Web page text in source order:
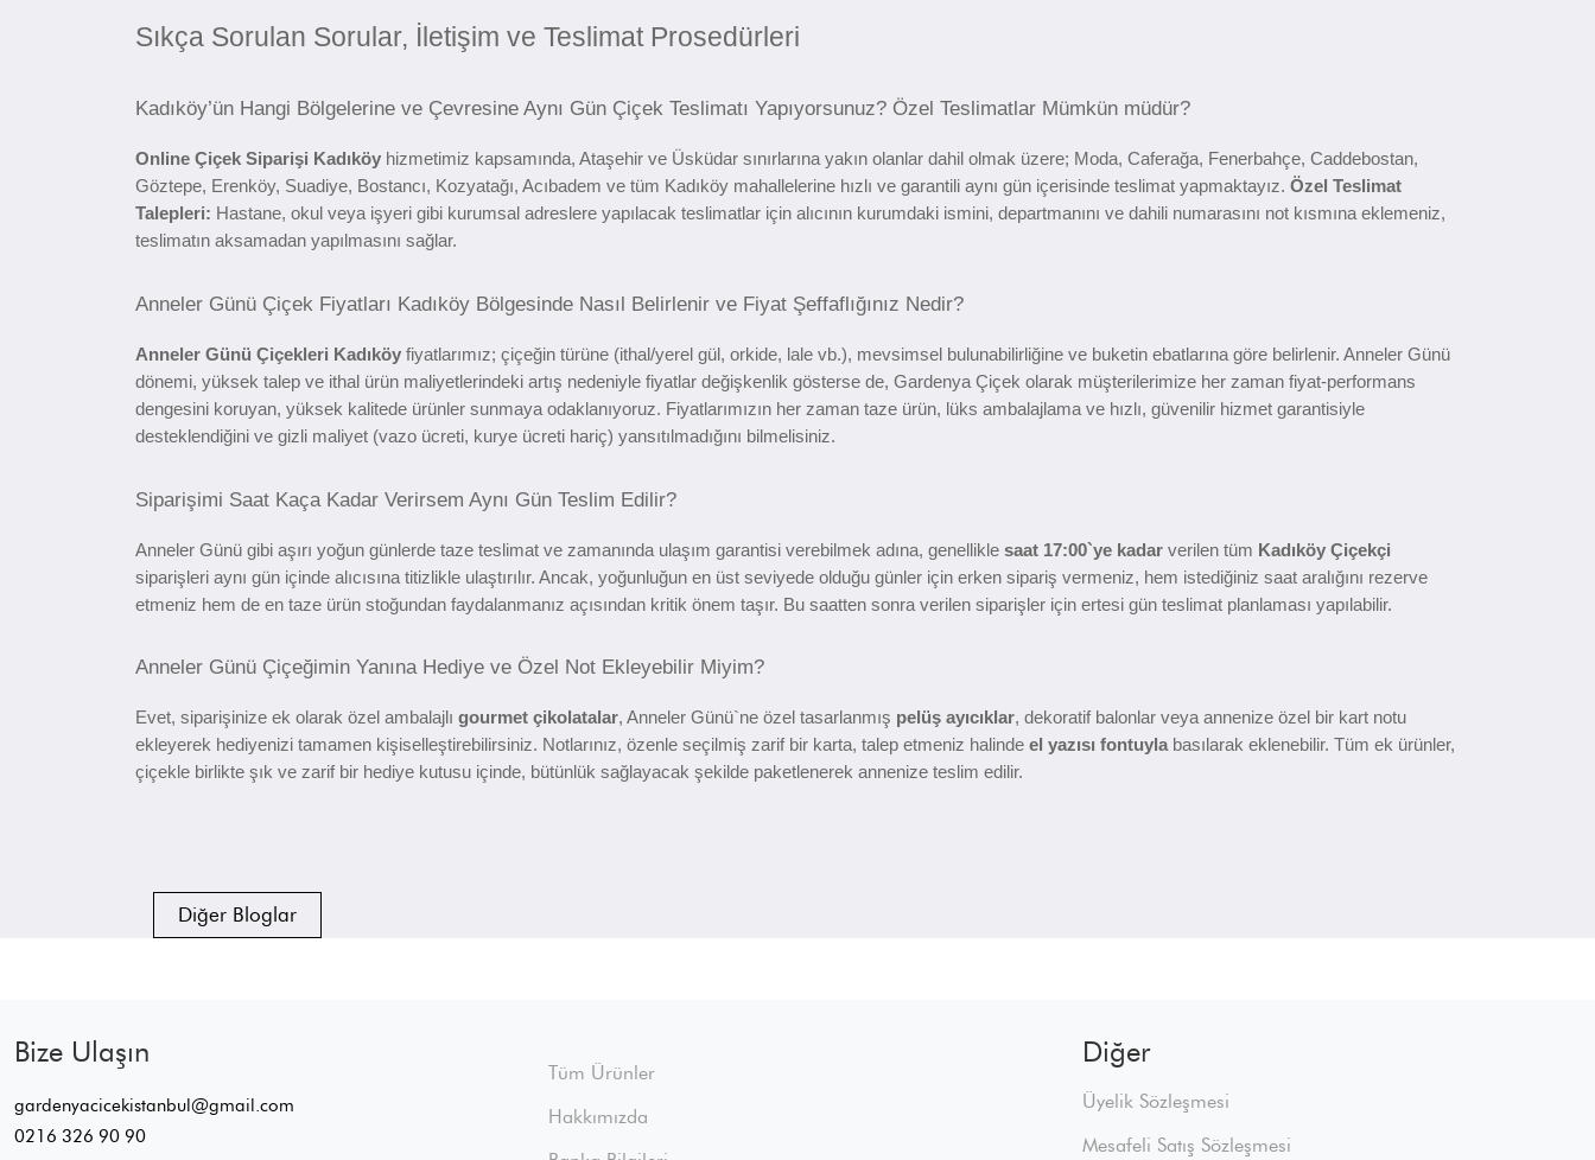
Sıkça Sorulan Sorular, İletişim ve Teslimat Prosedürleri
Kadıköy’ün Hangi Bölgelerine ve Çevresine Aynı Gün Çiçek Teslimatı Yapıyorsunuz? Özel Teslimatlar Mümkün müdür?
Online Çiçek Siparişi Kadıköy hizmetimiz kapsamında, Ataşehir ve Üsküdar sınırlarına yakın olanlar dahil olmak üzere; Moda, Caferağa, Fenerbahçe, Caddebostan,
Göztepe, Erenköy, Suadiye, Bostancı, Kozyatağı, Acıbadem ve tüm Kadıköy mahallelerine hızlı ve garantili aynı gün içerisinde teslimat yapmaktayız. Özel Teslimat
Talepleri: Hastane, okul veya işyeri gibi kurumsal adreslere yapılacak teslimatlar için alıcının kurumdaki ismini, departmanını ve dahili numarasını not kısmına eklemeniz,
teslimatın aksamadan yapılmasını sağlar.
Anneler Günü Çiçek Fiyatları Kadıköy Bölgesinde Nasıl Belirlenir ve Fiyat Şeffaflığınız Nedir?
Anneler Günü Çiçekleri Kadıköy fiyatlarımız; çiçeğin türüne (ithal/yerel gül, orkide, lale vb.), mevsimsel bulunabilirliğine ve buketin ebatlarına göre belirlenir. Anneler Günü
dönemi, yüksek talep ve ithal ürün maliyetlerindeki artış nedeniyle fiyatlar değişkenlik gösterse de, Gardenya Çiçek olarak müşterilerimize her zaman fiyat-performans
dengesini koruyan, yüksek kalitede ürünler sunmaya odaklanıyoruz. Fiyatlarımızın her zaman taze ürün, lüks ambalajlama ve hızlı, güvenilir hizmet garantisiyle
desteklendiğini ve gizli maliyet (vazo ücreti, kurye ücreti hariç) yansıtılmadığını bilmelisiniz.
Siparişimi Saat Kaça Kadar Verirsem Aynı Gün Teslim Edilir?
Anneler Günü gibi aşırı yoğun günlerde taze teslimat ve zamanında ulaşım garantisi verebilmek adına, genellikle saat 17:00`ye kadar verilen tüm Kadıköy Çiçekçi
siparişleri aynı gün içinde alıcısına titizlikle ulaştırılır. Ancak, yoğunluğun en üst seviyede olduğu günler için erken sipariş vermeniz, hem istediğiniz saat aralığını rezerve
etmeniz hem de en taze ürün stoğundan faydalanmanız açısından kritik önem taşır. Bu saatten sonra verilen siparişler için ertesi gün teslimat planlaması yapılabilir.
Anneler Günü Çiçeğimin Yanına Hediye ve Özel Not Ekleyebilir Miyim?
Evet, siparişinize ek olarak özel ambalajlı gourmet çikolatalar, Anneler Günü`ne özel tasarlanmış pelüş ayıcıklar, dekoratif balonlar veya annenize özel bir kart notu
ekleyerek hediyenizi tamamen kişiselleştirebilirsiniz. Notlarınız, özenle seçilmiş zarif bir karta, talep etmeniz halinde el yazısı fontuylabasılarak eklenebilir. Tüm ek ürünler,
çiçekle birlikte şık ve zarif bir hediye kutusu içinde, bütünlük sağlayacak şekilde paketlenerek annenize teslim edilir.
Diğer Bloglar
Bize Ulaşın
gardenyacicekistanbul@gmail.com
0216 326 90 90
Tüm Ürünler
Hakkımızda
Diğer
Üyelik Sözleşmesi
Mesafeli Satış Sözleşmesi